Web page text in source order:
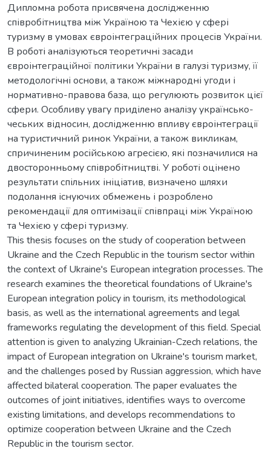
Дипломна робота присвячена дослідженню
співробітництва між Україною та Чехією у сфері
туризму в умовах євроінтеграційних процесів України.
В роботі аналізуються теоретичні засади
євроінтеграційної політики України в галузі туризму, її
методологічні основи, а також міжнародні угоди і
нормативно-правова база, що регулюють розвиток цієї
сфери. Особливу увагу приділено аналізу українсько-
чеських відносин, дослідженню впливу євроінтеграції
на туристичний ринок України, а також викликам,
спричиненим російською агресією, які позначилися на
двосторонньому співробітництві. У роботі оцінено
результати спільних ініціатив, визначено шляхи
подолання існуючих обмежень і розроблено
рекомендації для оптимізації співпраці між Україною
та Чехією у сфері туризму.
This thesis focuses on the study of cooperation between
Ukraine and the Czech Republic in the tourism sector within
the context of Ukraine's European integration processes. The
research examines the theoretical foundations of Ukraine's
European integration policy in tourism, its methodological
basis, as well as the international agreements and legal
frameworks regulating the development of this field. Special
attention is given to analyzing Ukrainian-Czech relations, the
impact of European integration on Ukraine's tourism market,
and the challenges posed by Russian aggression, which have
affected bilateral cooperation. The paper evaluates the
outcomes of joint initiatives, identifies ways to overcome
existing limitations, and develops recommendations to
optimize cooperation between Ukraine and the Czech
Republic in the tourism sector.